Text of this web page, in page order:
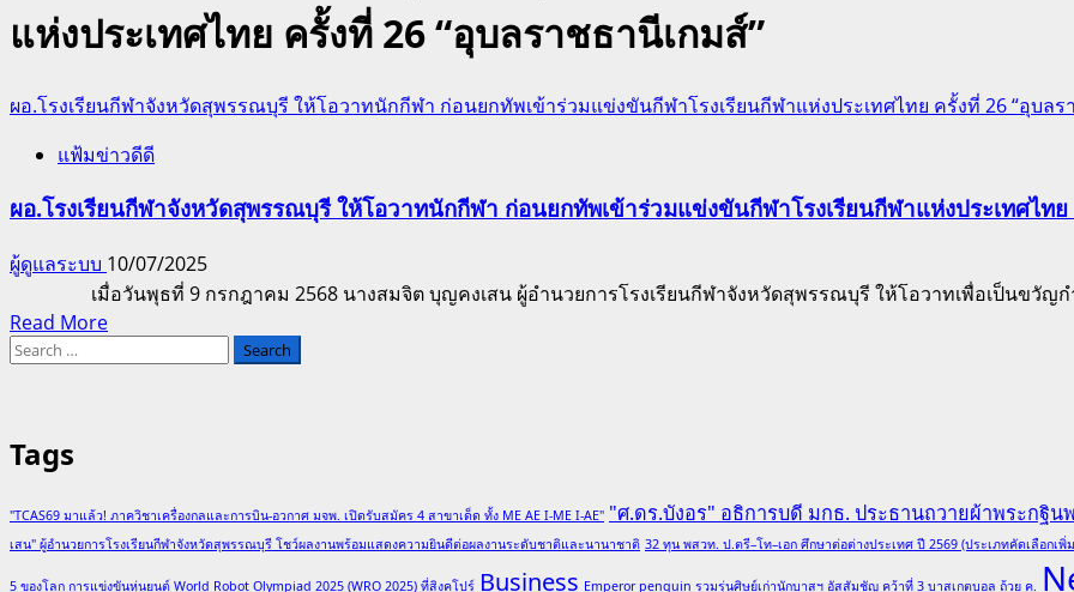
แห่งประเทศไทย ครั้งที่ 26 “อุบลราชธานีเกมส์”
ผอ.โรงเรียนกีฬาจังหวัดสุพรรณบุรี ให้โอวาทนักกีฬา ก่อนยกทัพเข้าร่วมแข่งขันกีฬาโรงเรียนกีฬาแห่งประเทศไทย ครั้งที่ 26 “อุบลร
แฟ้มข่าวดีดี
ผอ.โรงเรียนกีฬาจังหวัดสุพรรณบุรี ให้โอวาทนักกีฬา ก่อนยกทัพเข้าร่วมแข่งขันกีฬาโรงเรียนกีฬาแห่งประเทศไท
ผู้ดูแลระบบ 10/07/2025
เมื่อวันพุธที่ 9 กรกฎาคม 2568 นางสมจิต บุญคงเสน ผู้อำนวยการโรงเรียนกีฬาจังหวัดสุพรรณบุรี ให้โอวาทเพื่อเป็นขวัญกำ
Read MoreRead
ให้
โอวาท
นักกีฬา
Search
Tags
"TCAS69 มาแล้ว! ภาควิชาเครื่องกลและการบิน-อวกาศ มจพ. เปิดรับสมัคร 4 สาขาเด็ด ทั้ง ME AE I-ME I-AE" "ศ.ดร.บังอร" อธิการบดี มกธ. ประธานถวายผ้าพระกฐิ
เสน" ผู้อำนวยการโรงเรียนกีฬาจังหวัดสุพรรณบุรี โชว์ผลงานพร้อมแสดงความยินดีต่อผลงานระดับชาติและนานาชาติ 32 ทุน พสวท. ป.ตรี–โท–เอก ศึกษาต่อต่างประเทศ ปี 2569 (ประเภทคัดเลือกเพิ่
5 ของโลก การแข่งขันหุ่นยนต์ World Robot Olympiad 2025 (WRO 2025) ที่สิงคโปร์ Business Emperor penguin รวมรุ่นศิษย์เก่านักบาสฯ อัสสัมชัญ คว้าที่ 3 บาสเกตบอล ถ้วย ค.